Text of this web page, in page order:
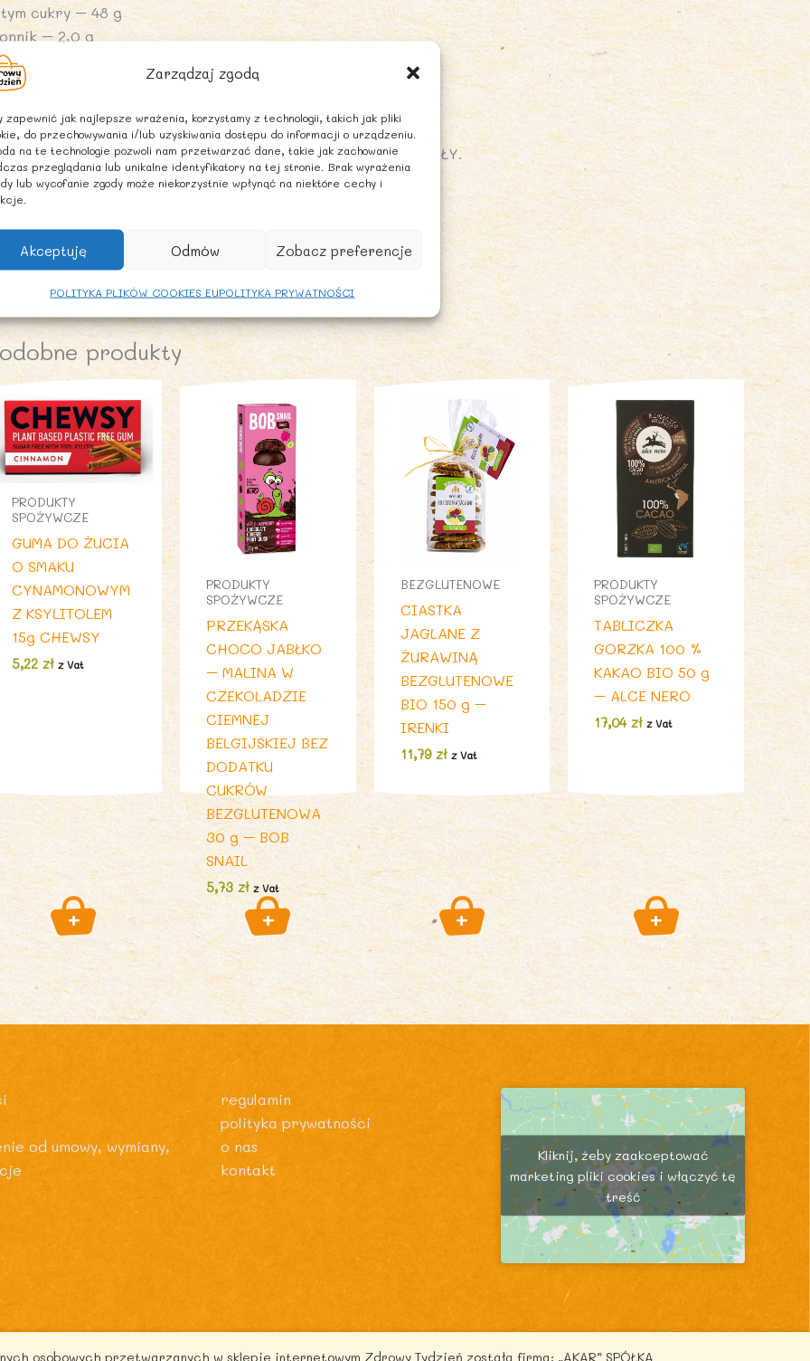
Zarządzaj zgodą
zapewnić jak najlepsze wrażenia, korzystamy z technologii, takich jak pliki
do przechowywania i/lub uzyskiwania dostępu do informacji o urządzeniu.
na te technologie pozwoli nam przetwarzać dane, takie jak zachowanie
przeglądania lub unikalne identyfikatory na tej stronie. Brak wyrażenia
lub wycofanie zgody może niekorzystnie wpłynąć na niektóre cechy i
Akceptuję Odmów Zobacz preferencje
POLITYKA PLIKÓW COOKIES EUPOLITYKA PRYWATNOŚCI
cukry – 48 g
– 2,0 g
– 7 g
– 0,04 g
ALERGENNA
zawierać ORZECHY LASKOWE, ORZESZKI ZIEMNE i MIGDAŁY.
WARUNKI PRZECHOWYWANIA
SPOZA UE.
produkty
PRODUKTY
SPOŻYWCZE
GUMA DO ŻUCIA
O SMAKU
CYNAMONOWYM
Z KSYLITOLEM
15g CHEWSY
5,22zł z Vat
PRODUKTY
SPOŻYWCZE
PRZEKĄSKA
CHOCO JABŁKO
– MALINA W
CZEKOLADZIE
CIEMNEJ
BELGIJSKIEJ BEZ
DODATKU
CUKRÓW
BEZGLUTENOWA
30 g – BOB
SNAIL
5,73 zł z Vat
BEZGLUTENOWE
CIASTKA
JAGLANE Z
ŻURAWINĄ
BEZGLUTENOWE
BIO 150 g –
IRENKI
11,79 zł z Vat
PRODUKTY
SPOŻYWCZE
TABLICZKA
GORZKA 100 %
KAKAO BIO 50 g
– ALCE NERO
17,04zł z Vat
od umowy, wymiany,
regulamin
polityka prywatności
o nas
kontakt
Kliknij, żeby zaakceptować
marketing pliki cookies i włączyć tę
treść
osobowych przetwarzanych w sklepie internetowym Zdrowy Tydzień została firma: „AKAR” SPÓŁKA